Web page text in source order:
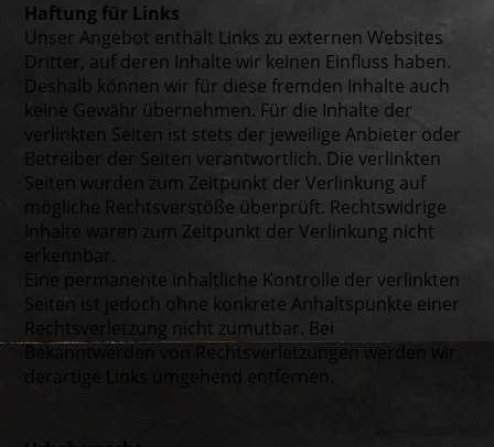
Haftung für Links
Unser Angebot enthält Links zu externen Websites
Dritter, auf deren Inhalte wir keinen Einfluss haben.
Deshalb können wir für diese fremden Inhalte auch
keine Gewähr übernehmen. Für die Inhalte der
verlinkten Seiten ist stets der jeweilige Anbieter oder
Betreiber der Seiten verantwortlich. Die verlinkten
Seiten wurden zum Zeitpunkt der Verlinkung auf
mögliche Rechtsverstöße überprüft. Rechtswidrige
Inhalte waren zum Zeitpunkt der Verlinkung nicht
erkennbar.
Eine permanente inhaltliche Kontrolle der verlinkten
Seiten ist jedoch ohne konkrete Anhaltspunkte einer
Rechtsverletzung nicht zumutbar. Bei
Bekanntwerden von Rechtsverletzungen werden wir
derartige Links umgehend entfernen.